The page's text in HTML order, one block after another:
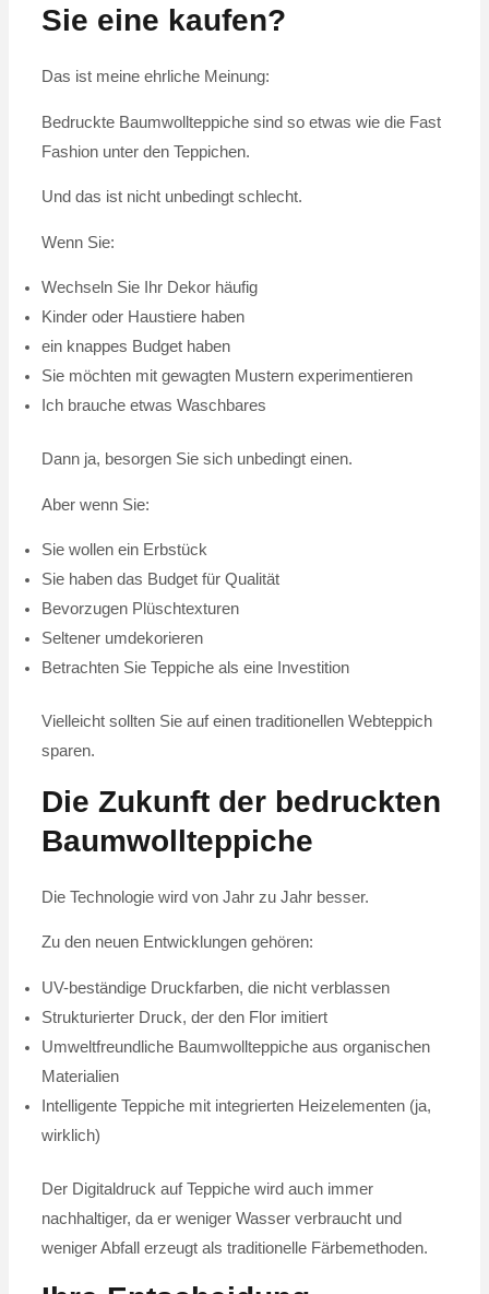
Sie eine kaufen?
Das ist meine ehrliche Meinung:
Bedruckte Baumwollteppiche sind so etwas wie die Fast
Fashion unter den Teppichen.
Und das ist nicht unbedingt schlecht.
Wenn Sie:
Wechseln Sie Ihr Dekor häufig
Kinder oder Haustiere haben
ein knappes Budget haben
Sie möchten mit gewagten Mustern experimentieren
Ich brauche etwas Waschbares
Dann ja, besorgen Sie sich unbedingt einen.
Aber wenn Sie:
Sie wollen ein Erbstück
Sie haben das Budget für Qualität
Bevorzugen Plüschtexturen
Seltener umdekorieren
Betrachten Sie Teppiche als eine Investition
Vielleicht sollten Sie auf einen traditionellen Webteppich
sparen.
Die Zukunft der bedruckten
Baumwollteppiche
Die Technologie wird von Jahr zu Jahr besser.
Zu den neuen Entwicklungen gehören:
UV-beständige Druckfarben, die nicht verblassen
Strukturierter Druck, der den Flor imitiert
Umweltfreundliche Baumwollteppiche aus organischen
Materialien
Intelligente Teppiche mit integrierten Heizelementen (ja,
wirklich)
Der Digitaldruck auf Teppiche wird auch immer
nachhaltiger, da er weniger Wasser verbraucht und
weniger Abfall erzeugt als traditionelle Färbemethoden.